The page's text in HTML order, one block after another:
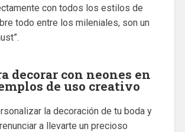
con todos los estilos de
todo entre los mileniales, son un
decorar con neones en
de uso creativo
la decoración de tu boda y
a llevarte un precioso